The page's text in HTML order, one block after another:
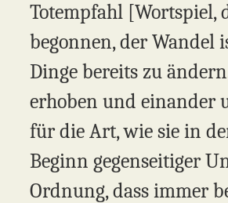
Totempfahl [Wortspiel,
begonnen, der Wandel
Dinge bereits zu
erhoben und einander
für die Art, wie sie in
Beginn gegenseitiger
Ordnung, dass immer